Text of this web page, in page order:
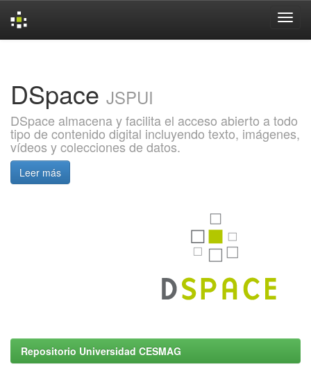
DSpace JSPUI
DSpace almacena y facilita el acceso abierto a todo
tipo de contenido digital incluyendo texto, imágenes,
vídeos y colecciones de datos.
Leer más
Repositorio Universidad CESMAG